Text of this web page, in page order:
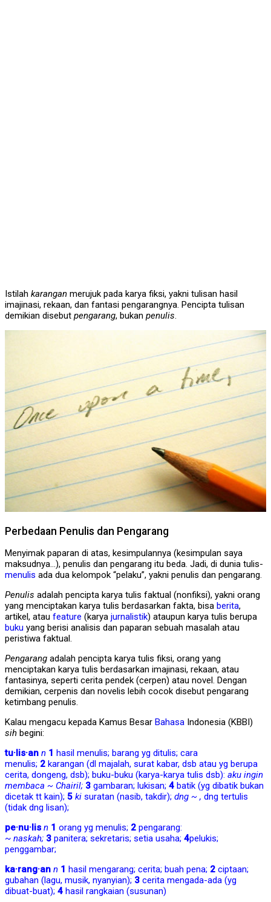
Istilah karangan merujuk pada karya fiksi, yakni tulisan hasil
imajinasi, rekaan, dan fantasi pengarangnya. Pencipta tulisan
demikian disebut pengarang, bukan penulis.
Perbedaan Penulis dan Pengarang
Menyimak paparan di atas, kesimpulannya (kesimpulan saya
maksudnya…), penulis dan pengarang itu beda. Jadi, di dunia tulis-
menulis ada dua kelompok “pelaku”, yakni penulis dan pengarang.
Penulis adalah pencipta karya tulis faktual (nonfiksi), yakni orang
yang menciptakan karya tulis berdasarkan fakta, bisa berita,
artikel, atau feature (karya jurnalistik) ataupun karya tulis berupa
buku yang berisi analisis dan paparan sebuah masalah atau
peristiwa faktual.
Pengarang adalah pencipta karya tulis fiksi, orang yang
menciptakan karya tulis berdasarkan imajinasi, rekaan, atau
fantasinya, seperti cerita pendek (cerpen) atau novel. Dengan
demikian, cerpenis dan novelis lebih cocok disebut pengarang
ketimbang penulis.
Kalau mengacu kepada Kamus Besar Bahasa Indonesia (KBBI)
sih begini:
tu·lis·an n 1 hasil menulis; barang yg ditulis; cara
menulis; 2 karangan (dl majalah, surat kabar, dsb atau yg berupa
cerita, dongeng, dsb); buku-buku (karya-karya tulis dsb): aku ingin
membaca ~ Chairil; 3 gambaran; lukisan; 4 batik (yg dibatik bukan
dicetak tt kain); 5 ki suratan (nasib, takdir); dng ~ , dng tertulis
(tidak dng lisan);
pe·nu·lis n 1 orang yg menulis; 2 pengarang:
~ naskah; 3 panitera; sekretaris; setia usaha; 4pelukis;
penggambar;
ka·rang·an n 1 hasil mengarang; cerita; buah pena; 2 ciptaan;
gubahan (lagu, musik, nyanyian); 3 cerita mengada-ada (yg
dibuat-buat); 4 hasil rangkaian (susunan)